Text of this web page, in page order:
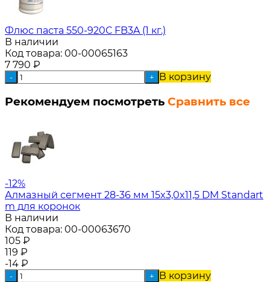
Флюс паста 550-920С FB3A (1 кг.)
В наличии
Код товара: 00-00065163
7 790 ₽
- + В корзину
Рекомендуем посмотреть Сравнить все
-12%
Алмазный сегмент 28-36 мм 15x3,0x11,5 DM Standart
m для коронок
В наличии
Код товара: 00-00063670
105 ₽
119 ₽
-14 ₽
- + В корзину